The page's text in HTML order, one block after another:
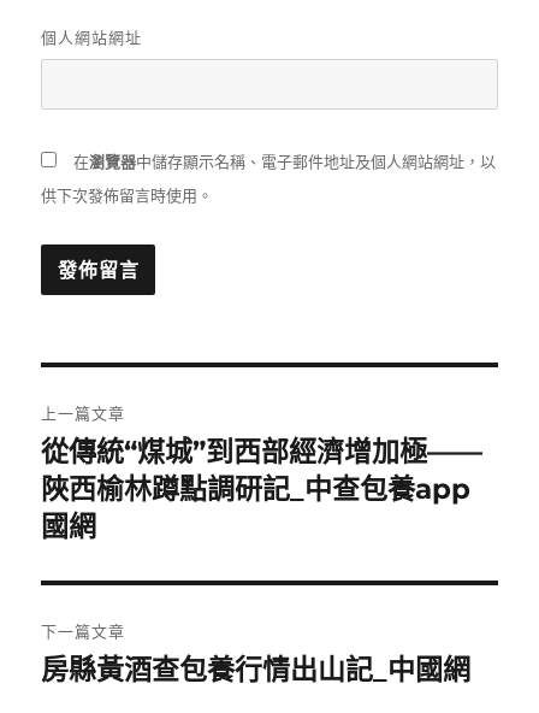
個人網站網址
在瀏覽器中儲存顯示名稱、電子郵件地址及個人網站網址，以
供下次發佈留言時使用。
章
導
覽
上一篇文章
上
一
篇
章:
從傳統“煤城”到西部經濟增加極——
陜西榆林蹲點調研記_中查包養app
國網
下一篇文章
下
房縣黃酒查包養行情出山記_中國網